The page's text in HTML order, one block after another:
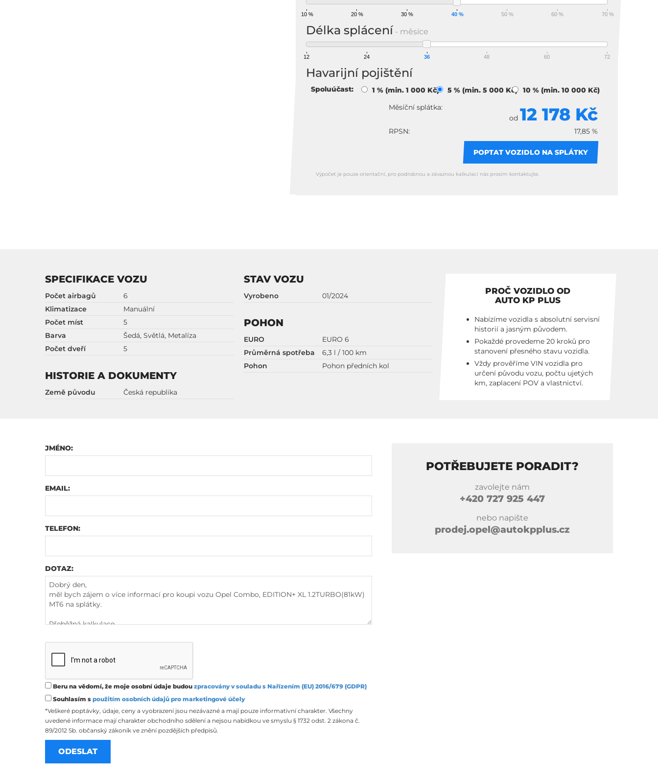
10 % 20 % 30 % 40 % 50 % 60 % 70 %
Délka splácení - měsíce
12 24 36 48 60 72
Havarijní pojištění
Spoluúčast: 1 % (min. 1 000 Kč) 5 % (min. 5 000 Kč)
10 % (min. 10 000 Kč)
Měsíční splátka:
od 12 178 Kč
RPSN: 17,85 %
POPTAT VOZIDLO NA SPLÁTKY
Výpočet je pouze orientační, pro podrobnou a závaznou kalkulaci nás prosím kontaktujte.
SPECIFIKACE VOZU
Počet airbagů
6
Klimatizace
Manuální
Počet míst
5
Barva
Šedá, Světlá, Metalíza
Počet dveří
5
HISTORIE A DOKUMENTY
Země původu Česká republika
STAV VOZU
Vyrobeno 01/2024
POHON
EURO
EURO 6
Průměrná spotřeba
6,3 l / 100 km
Pohon
Pohon předních kol
PROČ VOZIDLO OD
AUTO KP PLUS
Nabízíme vozidla s absolutní servisní
historií a jasným původem.
Pokaždé provedeme 20 kroků pro
stanovení přesného stavu vozidla.
Vždy prověříme VIN vozidla pro
určení původu vozu, počtu ujetých
km, zaplacení POV a vlastnictví.
JMÉNO:
EMAIL:
TELEFON:
DOTAZ:
Beru na vědomí, že moje osobní údaje budou zpracovány v souladu s Nařízením (EU) 2016/679 (GDPR)
Souhlasím s použitím osobních údajů pro marketingové účely
*Veškeré poptávky, údaje, ceny a vyobrazení jsou nezávazné a mají pouze informativní charakter. Všechny
uvedené informace mají charakter obchodního sdělení a nejsou nabídkou ve smyslu § 1732 odst. 2 zákona č.
89/2012 Sb. občanský zákoník ve znění pozdějších předpisů.
POTŘEBUJETE PORADIT?
zavolejte nám
+420 727 925 447
nebo napište
prodej.opel@autokpplus.cz